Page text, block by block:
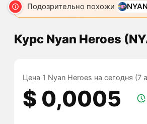
Подозрительно похожи NYAN
Курс Nyan Heroes
Цена 1 Nyan Heroes на сегодня (7
$ 0,0005